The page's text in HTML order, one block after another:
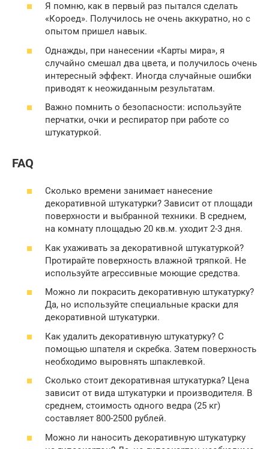
Я помню, как в первый раз пытался сделать
«Короед». Получилось не очень аккуратно, но с
опытом пришел навык.
Однажды, при нанесении «Карты мира», я
случайно смешал два цвета, и получилось очень
интересный эффект. Иногда случайные ошибки
приводят к неожиданным результатам.
Важно помнить о безопасности: используйте
перчатки, очки и респиратор при работе со
штукатуркой.
FAQ
Сколько времени занимает нанесение
декоративной штукатурки? Зависит от площади
поверхности и выбранной техники. В среднем,
на комнату площадью 20 кв.м. уходит 2-3 дня.
Как ухаживать за декоративной штукатуркой?
Протирайте поверхность влажной тряпкой. Не
используйте агрессивные моющие средства.
Можно ли покрасить декоративную штукатурку?
Да, но используйте специальные краски для
декоративной штукатурки.
Как удалить декоративную штукатурку? С
помощью шпателя и скребка. Затем поверхность
необходимо выровнять шпаклевкой.
Сколько стоит декоративная штукатурка? Цена
зависит от вида штукатурки и производителя. В
среднем, стоимость одного ведра (25 кг)
составляет 800-2500 рублей.
Можно ли наносить декоративную штукатурку